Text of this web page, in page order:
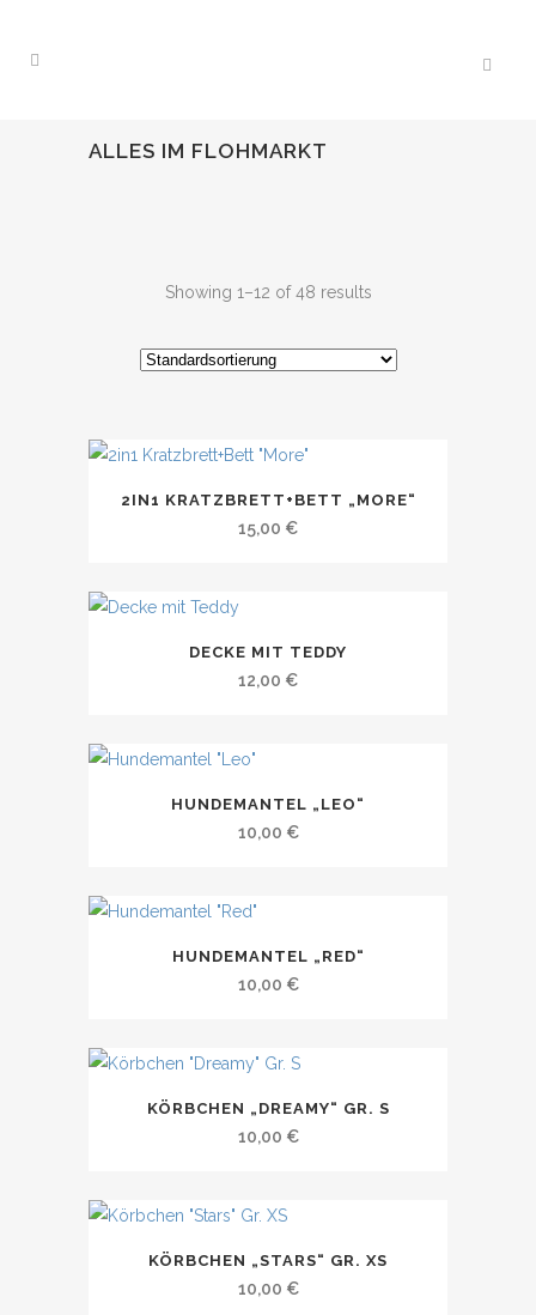
ALLES IM FLOHMARKT
Showing 1–12 of 48 results
2IN1 KRATZBRETT+BETT „MORE“
15,00 €
DECKE MIT TEDDY
12,00 €
HUNDEMANTEL „LEO“
10,00 €
HUNDEMANTEL „RED“
10,00 €
KÖRBCHEN „DREAMY“ GR. S
10,00 €
KÖRBCHEN „STARS“ GR. XS
10,00 €